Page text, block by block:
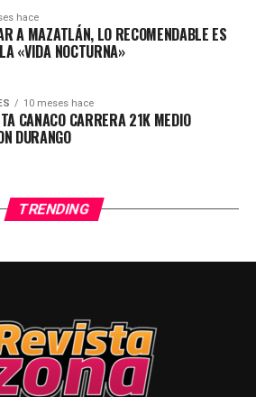
hace
A MAZATLÁN, LO RECOMENDABLE ES
«VIDA NOCTURNA»
10 meses hace
CANACO CARRERA 21K MEDIO
DURANGO
TRENDING